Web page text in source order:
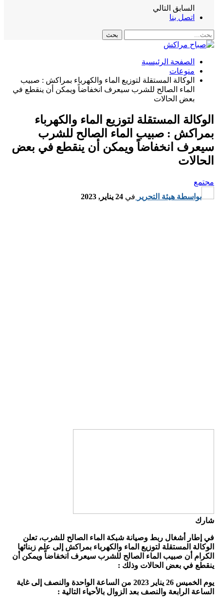
السابق التالي
اتصل بنا
الصفحة الرئيسية
منوعات
الوكالة المستقلة لتوزيع الماء والكهرباء بمراكش : صبيب
الماء الصالح للشرب سيعرف انخفاضاً ويمكن أن ينقطع في
بعض الحالات
الوكالة المستقلة لتوزيع الماء والكهرباء
بمراكش : صبيب الماء الصالح للشرب
سيعرف انخفاضاً ويمكن أن ينقطع في بعض
الحالات
مجتمع
بواسطة هيئة التحرير في 24 يناير, 2023
شارك
في إطار أشغال ربط وصيانة شبكة الماء الصالح للشرب، تعلن
الوكالة المستقلة لتوزيع الماء والكهرباء بمراكش إلى علم زبنائها
الكرام أن صبيب الماء الصالح للشرب سيعرف انخفاضاً ويمكن أن
ينقطع في بعض الحالات وذلك :
يوم الخميس 26 يناير 2023 من الساعة الواحدة والنصف إلى غاية
الساعة الرابعة والنصف بعد الزوال بالأحياء التالية :